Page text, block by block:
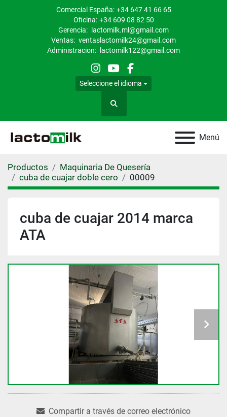
Comercial España: +34 647 41 66 65
Oficina: +34 609 08 82 50
Gerencia:
lactomilk.ml@gmail.com
Ventas: ventaslactomilk24@gmail.com
Administracion:
lactomilk122@gmail.com
instagram
youtube
facebook
Seleccione el idioma
Buscar
Menú
Productos
Maquinaria De Quesería
cuba de cuajar doble cero
00009
cuba de cuajar 2014 marca
ATA
Compartir a través de correo electrónico